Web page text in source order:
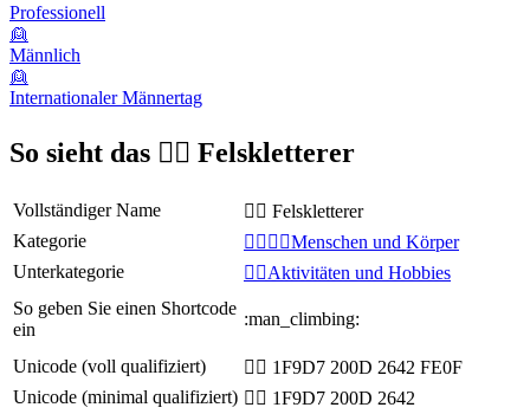
Professionell
👱
Männlich
👱
Internationaler Männertag
So sieht das 🧗‍♂️ Felskletterer
Vollständiger Name
🧗‍♂️ Felskletterer
Kategorie
👩‍❤️‍💋‍👨Menschen und Körper
Unterkategorie
💆‍♂️Aktivitäten und Hobbies
So geben Sie einen Shortcode
ein
:man_climbing:
Unicode (voll qualifiziert)
🧗‍♂️ 1F9D7 200D 2642 FE0F
Unicode (minimal qualifiziert) 🧗‍♂ 1F9D7 200D 2642